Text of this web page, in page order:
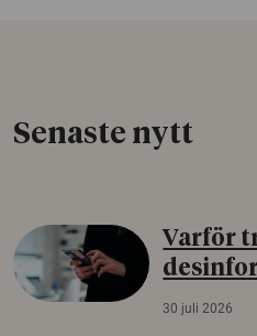
Senaste nytt
Varför
30 juli 2026